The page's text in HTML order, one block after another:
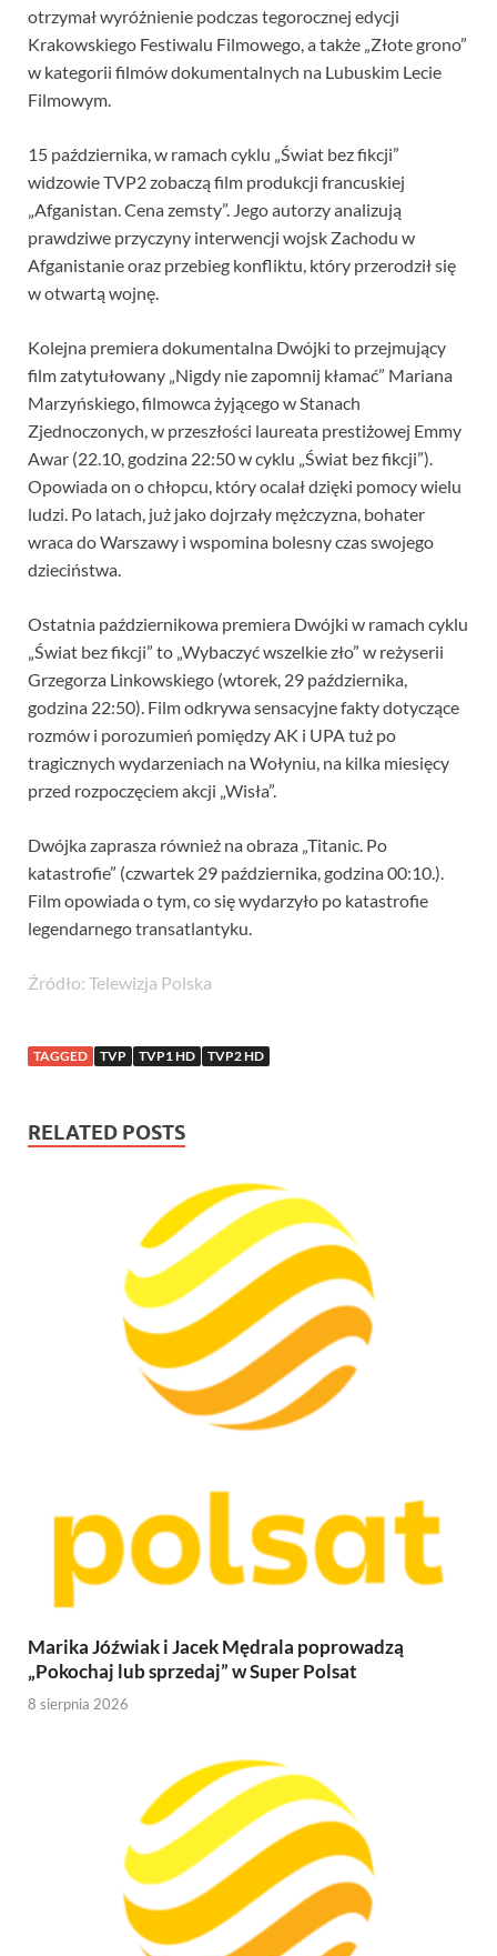
otrzymał wyróżnienie podczas tegorocznej edycji
Krakowskiego Festiwalu Filmowego, a także „Złote grono”
w kategorii filmów dokumentalnych na Lubuskim Lecie
Filmowym.
15 października, w ramach cyklu „Świat bez fikcji”
widzowie TVP2 zobaczą film produkcji francuskiej
„Afganistan. Cena zemsty”. Jego autorzy analizują
prawdziwe przyczyny interwencji wojsk Zachodu w
Afganistanie oraz przebieg konfliktu, który przerodził się
w otwartą wojnę.
Kolejna premiera dokumentalna Dwójki to przejmujący
film zatytułowany „Nigdy nie zapomnij kłamać” Mariana
Marzyńskiego, filmowca żyjącego w Stanach
Zjednoczonych, w przeszłości laureata prestiżowej Emmy
Awar (22.10, godzina 22:50 w cyklu „Świat bez fikcji”).
Opowiada on o chłopcu, który ocalał dzięki pomocy wielu
ludzi. Po latach, już jako dojrzały mężczyzna, bohater
wraca do Warszawy i wspomina bolesny czas swojego
dzieciństwa.
Ostatnia październikowa premiera Dwójki w ramach cyklu
„Świat bez fikcji” to „Wybaczyć wszelkie zło” w reżyserii
Grzegorza Linkowskiego (wtorek, 29 października,
godzina 22:50). Film odkrywa sensacyjne fakty dotyczące
rozmów i porozumień pomiędzy AK i UPA tuż po
tragicznych wydarzeniach na Wołyniu, na kilka miesięcy
przed rozpoczęciem akcji „Wisła”.
Dwójka zaprasza również na obraza „Titanic. Po
katastrofie” (czwartek 29 października, godzina 00:10.).
Film opowiada o tym, co się wydarzyło po katastrofie
legendarnego transatlantyku.
Źródło: Telewizja Polska
TAGGED TVP TVP1 HD TVP2 HD
RELATED POSTS
Marika Jóźwiak i Jacek Mędrala poprowadzą
„Pokochaj lub sprzedaj” w Super Polsat
8 sierpnia 2026